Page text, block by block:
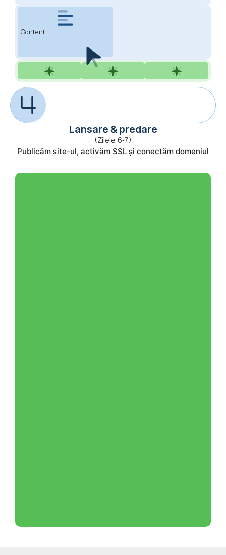
Content
Lansare & predare
(Zilele 6-7)
Publicăm site-ul, activăm SSL și conectăm domeniul